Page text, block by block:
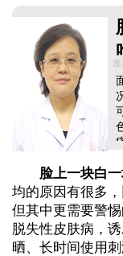
脸上一块白一
均的原因有很多
但其中更需要警
脱失性皮肤病，
晒、长时间使用